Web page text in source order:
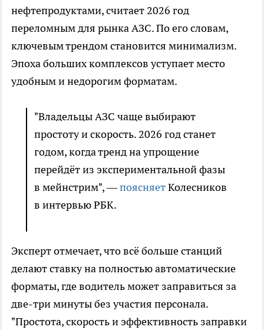
нефтепродуктами, считает 2026 год
переломным для рынка АЗС. По его словам,
ключевым трендом становится минимализм.
Эпоха больших комплексов уступает место
удобным и недорогим форматам.
"Владельцы АЗС чаще выбирают
простоту и скорость. 2026 год станет
годом, когда тренд на упрощение
перейдёт из экспериментальной фазы
в мейнстрим", —поясняетКолесников
в интервью РБК.
Эксперт отмечает, что всё больше станций
делают ставку на полностью автоматические
форматы, где водитель может заправиться за
две-три минуты без участия персонала.
"Простота, скорость и эффективность заправки